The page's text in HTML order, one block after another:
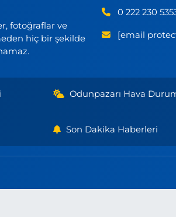
fotoğraflar ve
hiç bir şekilde
0 222 230
[email
Odunpazarı Hava
Son Dakika Haberleri